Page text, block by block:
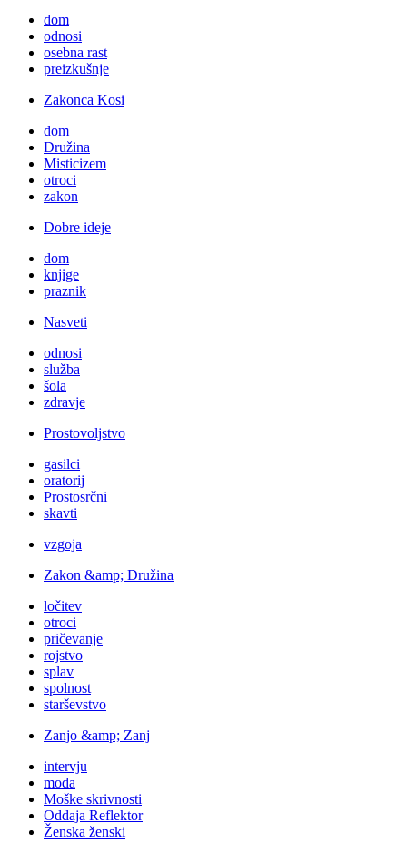
dom
odnosi
osebna rast
preizkušnje
Zakonca Kosi
dom
Družina
Misticizem
otroci
zakon
Dobre ideje
dom
knjige
praznik
Nasveti
odnosi
služba
šola
zdravje
Prostovoljstvo
gasilci
oratorij
Prostosrčni
skavti
vzgoja
Zakon &amp; Družina
ločitev
otroci
pričevanje
rojstvo
splav
spolnost
starševstvo
Zanjo &amp; Zanj
intervju
moda
Moške skrivnosti
Oddaja Reflektor
Ženska ženski